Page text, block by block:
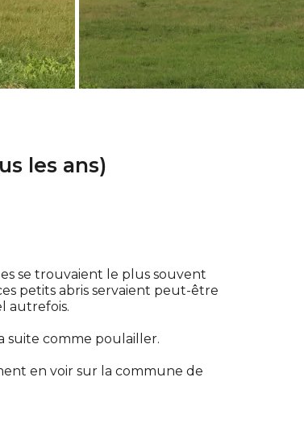
les ans)
se trouvaient le plus souvent
petits abris servaient peut-être
autrefois.
suite comme poulailler.
en voir sur la commune de